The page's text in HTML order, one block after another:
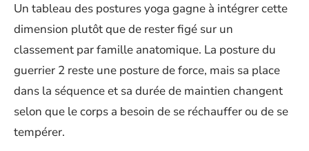
Un tableau des postures yoga gagne à intégrer cette
dimension plutôt que de rester figé sur un
classement par famille anatomique. La posture du
guerrier 2 reste une posture de force, mais sa place
dans la séquence et sa durée de maintien changent
selon que le corps a besoin de se réchauffer ou de se
tempérer.